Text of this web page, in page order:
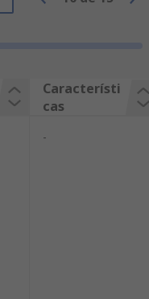
Característi
cas
-